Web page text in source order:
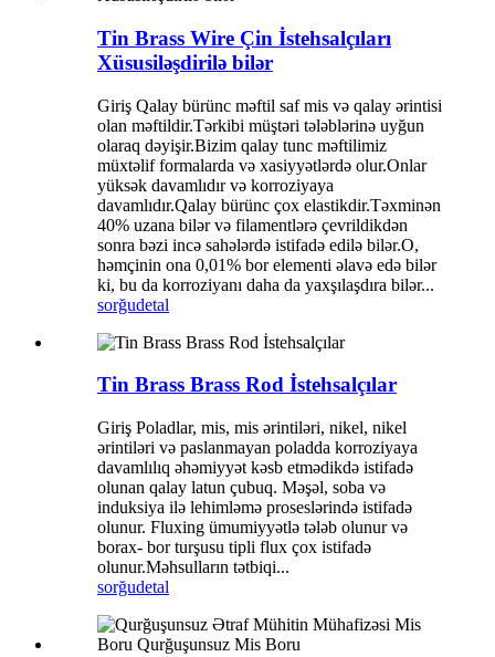
Tin Brass Wire Çin İstehsalçıları
Xüsusiləşdirilə bilər
Giriş Qalay bürünc məftil saf mis və qalay ərintisi
olan məftildir.Tərkibi müştəri tələblərinə uyğun
olaraq dəyişir.Bizim qalay tunc məftilimiz
müxtəlif formalarda və xasiyyətlərdə olur.Onlar
yüksək davamlıdır və korroziyaya
davamlıdır.Qalay bürünc çox elastikdir.Təxminən
40% uzana bilər və filamentlərə çevrildikdən
sonra bəzi incə sahələrdə istifadə edilə bilər.O,
həmçinin ona 0,01% bor elementi əlavə edə bilər
ki, bu da korroziyanı daha da yaxşılaşdıra bilər...
sorğudetal
Tin Brass Brass Rod İstehsalçılar
Giriş Poladlar, mis, mis ərintiləri, nikel, nikel
ərintiləri və paslanmayan poladda korroziyaya
davamlılıq əhəmiyyət kəsb etmədikdə istifadə
olunan qalay latun çubuq. Məşəl, soba və
induksiya ilə lehimləmə proseslərində istifadə
olunur. Fluxing ümumiyyətlə tələb olunur və
borax- bor turşusu tipli flux çox istifadə
olunur.Məhsulların tətbiqi...
sorğudetal